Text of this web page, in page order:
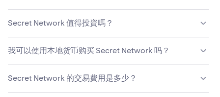
保你的 Secret Network 買入訂單安全無虞。然而，雖然
Kraken 提供了一個安全的平台，但市場波動仍然可能會影
響你的 Secret Network 投資。購買前，你應自行對
Secret
Network 的價格予以研究
Secret Network 值得投資嗎？
到去中心化背後的長期發展潛能的投資者而言，Secret
Network 可能是一個值得買入的選擇。
我可以使用本地货币购买 Secret Network 吗？
歐元 (EUR)、加元 (CAD) 等。如欲取得支援的法定貨幣的完
整清單，請參閱這篇文章。
Secret Network 的交易費用是多少？